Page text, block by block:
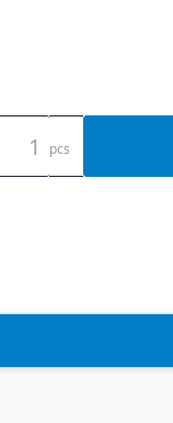
pcs